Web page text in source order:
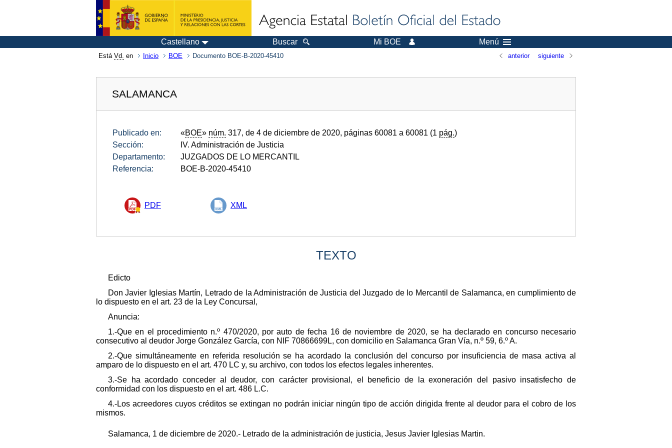
Castellano Buscar Mi BOE Menú
Está Vd. en Inicio BOE Documento BOE-B-2020-45410 anterior siguiente
SALAMANCA
Publicado en: «BOE» núm. 317, de 4 de diciembre de 2020, páginas 60081 a 60081 (1 pág.)
Sección:
IV. Administración de Justicia
Departamento:
JUZGADOS DE LO MERCANTIL
Referencia:
BOE-B-2020-45410
PDF XML
TEXTO
Edicto
Don Javier Iglesias Martín, Letrado de la Administración de Justicia del Juzgado de lo Mercantil de Salamanca, en cumplimiento de
lo dispuesto en el art. 23 de la Ley Concursal,
Anuncia:
1.-Que en el procedimiento n.º 470/2020, por auto de fecha 16 de noviembre de 2020, se ha declarado en concurso necesario
consecutivo al deudor Jorge González García, con NIF 70866699L, con domicilio en Salamanca Gran Vía, n.º 59, 6.º A.
2.-Que simultáneamente en referida resolución se ha acordado la conclusión del concurso por insuficiencia de masa activa al
amparo de lo dispuesto en el art. 470 LC y, su archivo, con todos los efectos legales inherentes.
3.-Se ha acordado conceder al deudor, con carácter provisional, el beneficio de la exoneración del pasivo insatisfecho de
conformidad con los dispuesto en el art. 486 L.C.
4.-Los acreedores cuyos créditos se extingan no podrán iniciar ningún tipo de acción dirigida frente al deudor para el cobro de los
mismos.
Salamanca, 1 de diciembre de 2020.- Letrado de la administración de justicia, Jesus Javier Iglesias Martin.